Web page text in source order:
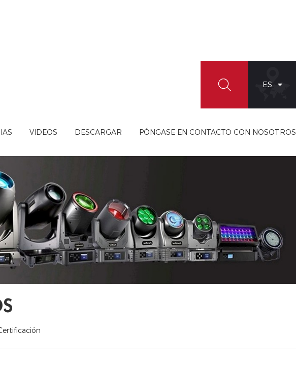
ES
VIDEOS DESCARGAR PÓNGASE EN CONTACTO CON NOSOTROS